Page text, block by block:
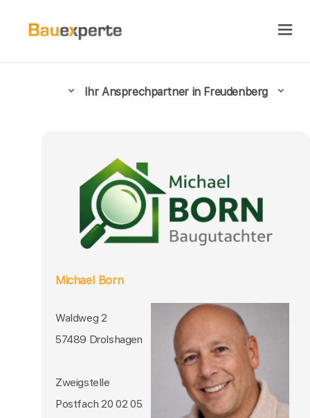
Ihr Ansprechpartner in Freudenberg
Michael Born
Waldweg 2
57489 Drolshagen
Zweigstelle
Postfach 20 02 05